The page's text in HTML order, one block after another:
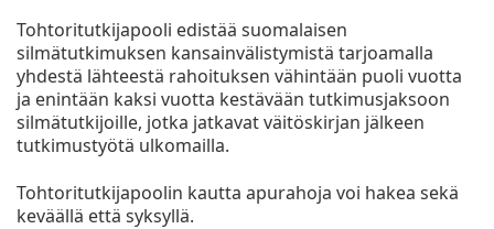
Tohtoritutkijapooli edistää suomalaisen
silmätutkimuksen kansainvälistymistä tarjoamalla
yhdestä lähteestä rahoituksen vähintään puoli vuotta
ja enintään kaksi vuotta kestävään tutkimusjaksoon
silmätutkijoille, jotka jatkavat väitöskirjan jälkeen
tutkimustyötä ulkomailla.
Tohtoritutkijapoolin kautta apurahoja voi hakea sekä
keväällä että syksyllä.